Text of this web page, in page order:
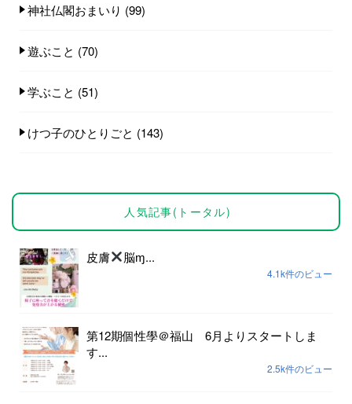
神社仏閣おまいり (99)
遊ぶこと (70)
学ぶこと (51)
けつ子のひとりごと (143)
人気記事(トータル)
皮膚 脳ɱ...
4.1k件のビュー
第12期個性學＠福山 6月よりスタートしま
す...
2.5k件のビュー